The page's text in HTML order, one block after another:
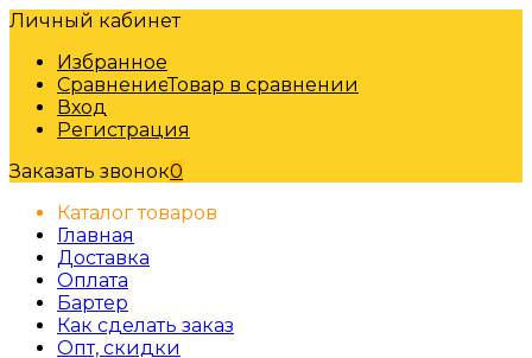
Личный кабинет
Избранное
СравнениеТовар в сравнении
Вход
Регистрация
Заказать звонок0
Каталог товаров
Главная
Доставка
Оплата
Бартер
Как сделать заказ
Опт, скидки